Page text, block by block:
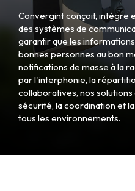
Convergint conçoit, intègre
des systèmes de
garantir que les
bonnes personnes au bon
notifications de masse à la
par l'interphonie, la
collaboratives, nos
sécurité, la coordination et
tous les environnements.